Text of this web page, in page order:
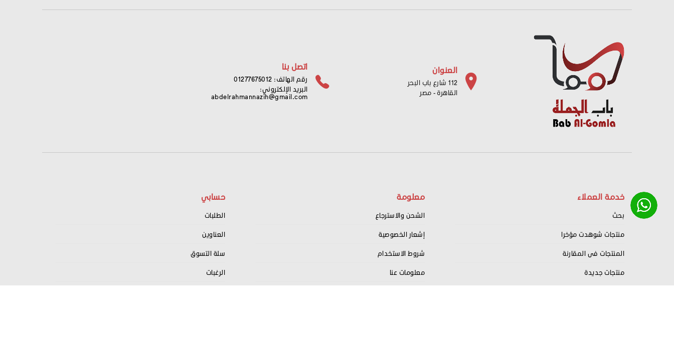
العنوان
112 شارع باب البحر
القاهرة - مصر
اتصل بنا
رقم الهاتف: 01277675012
البريد الإلكتروني:
abdelrahmannazih@gmail.com
خدمة العملاء
بحث
منتجات شوهدت مؤخرا
المنتجات فى المقارنة
منتجات جديدة
معلومة
الشحن والاسترجاع
إشعار الخصوصية
شروط الاستخدام
معلومات عنا
حسابي
الطلبات
العناوين
سلة التسوق
الرغبات